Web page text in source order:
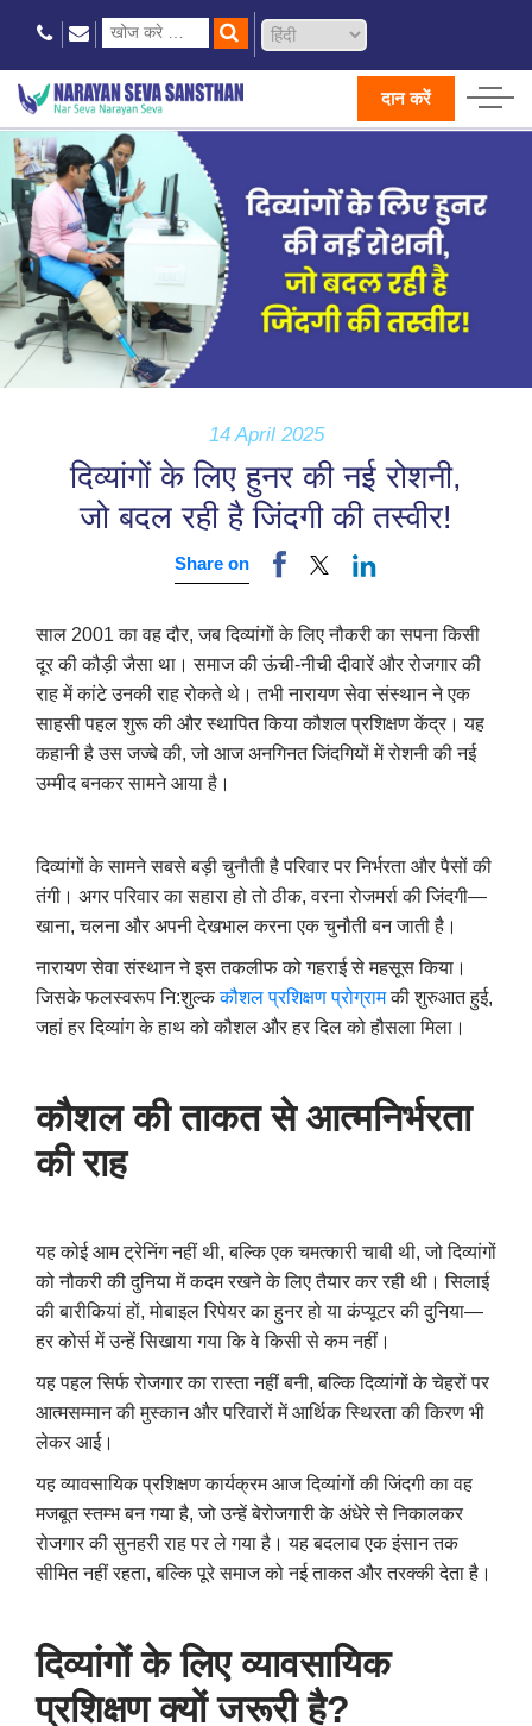
दान करें
14 April 2025
दिव्यांगों के लिए हुनर की नई रोशनी,
जो बदल रही है जिंदगी की तस्वीर!
Share on
साल 2001 का वह दौर,जब दिव्यांगों के लिए नौकरी का सपना किसी
दूर की कौड़ी जैसा था। समाज की ऊंची-नीची दीवारें और रोजगार की
राह में कांटे उनकी राह रोकते थे। तभी नारायण सेवा संस्थान ने एक
साहसी पहल शुरू की और स्थापित किया कौशल प्रशिक्षण केंद्र। यह
कहानी है उस जज्बे की,जो आज अनगिनत जिंदगियों में रोशनी की नई
उम्मीद बनकर सामने आया है।
दिव्यांगों के सामने सबसे बड़ी चुनौती है परिवार पर निर्भरता और पैसों की
तंगी। अगर परिवार का सहारा हो तो ठीक,वरना रोजमर्रा की जिंदगी—
खाना,चलना और अपनी देखभाल करना एक चुनौती बन जाती है।
नारायण सेवा संस्थान ने इस तकलीफ को गहराई से महसूस किया।
जिसके फलस्वरूप नि:शुल्ककौशल प्रशिक्षण प्रोग्रामकी शुरुआत हुई,
जहां हर दिव्यांग के हाथ को कौशल और हर दिल को हौसला मिला।
कौशल की ताकत से आत्मनिर्भरता
की राह
यह कोई आम ट्रेनिंग नहीं थी,बल्कि एक चमत्कारी चाबी थी,जो दिव्यांगों
को नौकरी की दुनिया में कदम रखने के लिए तैयार कर रही थी। सिलाई
की बारीकियां हों,मोबाइल रिपेयर का हुनर हो या कंप्यूटर की दुनिया—
हर कोर्स में उन्हें सिखाया गया कि वे किसी से कम नहीं।
यह पहल सिर्फ रोजगार का रास्ता नहीं बनी,बल्कि दिव्यांगों के चेहरों पर
आत्मसम्मान की मुस्कान और परिवारों में आर्थिक स्थिरता की किरण भी
लेकर आई।
यह व्यावसायिक प्रशिक्षण कार्यक्रम आज दिव्यांगों की जिंदगी का वह
मजबूत स्तम्भ बन गया है,जो उन्हें बेरोजगारी के अंधेरे से निकालकर
रोजगार की सुनहरी राह पर ले गया है। यह बदलाव एक इंसान तक
सीमित नहीं रहता,बल्कि पूरे समाज को नई ताकत और तरक्की देता है।
दिव्यांगों के लिए व्यावसायिक
प्रशिक्षण क्यों जरूरी है?